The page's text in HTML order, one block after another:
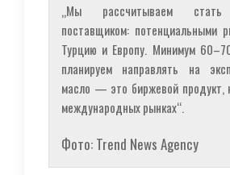
„Мы рассчитываем стать
поставщиком: потенциальными
Турцию и Европу. Минимум
планируем направлять на
масло — это биржевой продукт,
международных рынках“.
Фото: Trend News Agency